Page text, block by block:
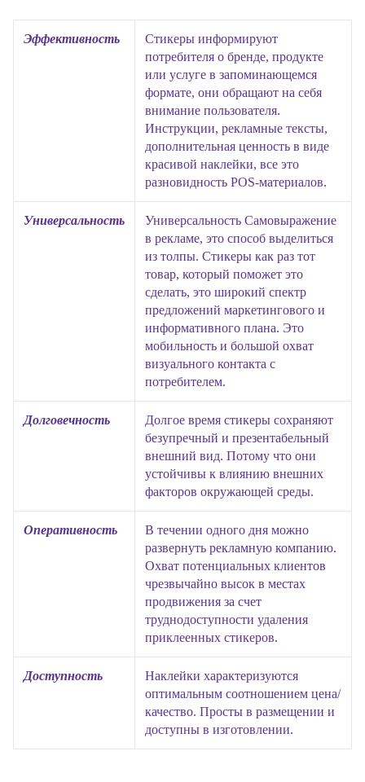
Эффективность
Стикеры информируют
потребителя о бренде, продукте
или услуге в запоминающемся
формате, они обращают на себя
внимание пользователя.
Инструкции, рекламные тексты,
дополнительная ценность в виде
красивой наклейки, все это
разновидность POS-материалов.
Универсальность
Универсальность Самовыражение
в рекламе, это способ выделиться
из толпы. Стикеры как раз тот
товар, который поможет это
сделать, это широкий спектр
предложений маркетингового и
информативного плана. Это
мобильность и большой охват
визуального контакта с
потребителем.
Долговечность
Долгое время стикеры сохраняют
безупречный и презентабельный
внешний вид. Потому что они
устойчивы к влиянию внешних
факторов окружающей среды.
Оперативность
В течении одного дня можно
развернуть рекламную компанию.
Охват потенциальных клиентов
чрезвычайно высок в местах
продвижения за счет
труднодоступности удаления
приклеенных стикеров.
Доступность
Наклейки характеризуются
оптимальным соотношением цена/
качество. Просты в размещении и
доступны в изготовлении.